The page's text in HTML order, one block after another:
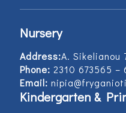
Nursery
Address:Α. Sikelianou
Phone: 2310 673565 –
Email:
Kindergarten &